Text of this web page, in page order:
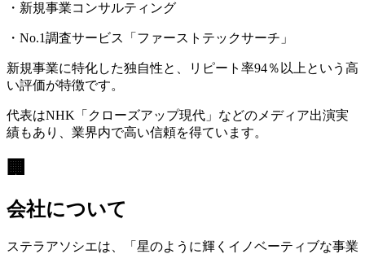
・新規事業コンサルティング
・No.1調査サービス「ファーストテックサーチ」
新規事業に特化した独自性と、リピート率94％以上という高
い評価が特徴です。
代表はNHK「クローズアップ現代」などのメディア出演実
績もあり、業界内で高い信頼を得ています。
🏢
会社について
ステラアソシエは、「星のように輝くイノベーティブな事業